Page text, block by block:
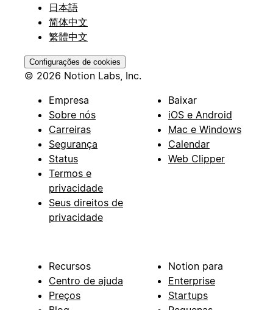
日本語
简体中文
繁體中文
Configurações de cookies
© 2026 Notion Labs, Inc.
Empresa
Sobre nós
Carreiras
Segurança
Status
Termos e
privacidade
Seus direitos de
privacidade
Baixar
iOS e Android
Mac e Windows
Calendar
Web Clipper
Recursos
Centro de ajuda
Preços
Notion para
Enterprise
Startups